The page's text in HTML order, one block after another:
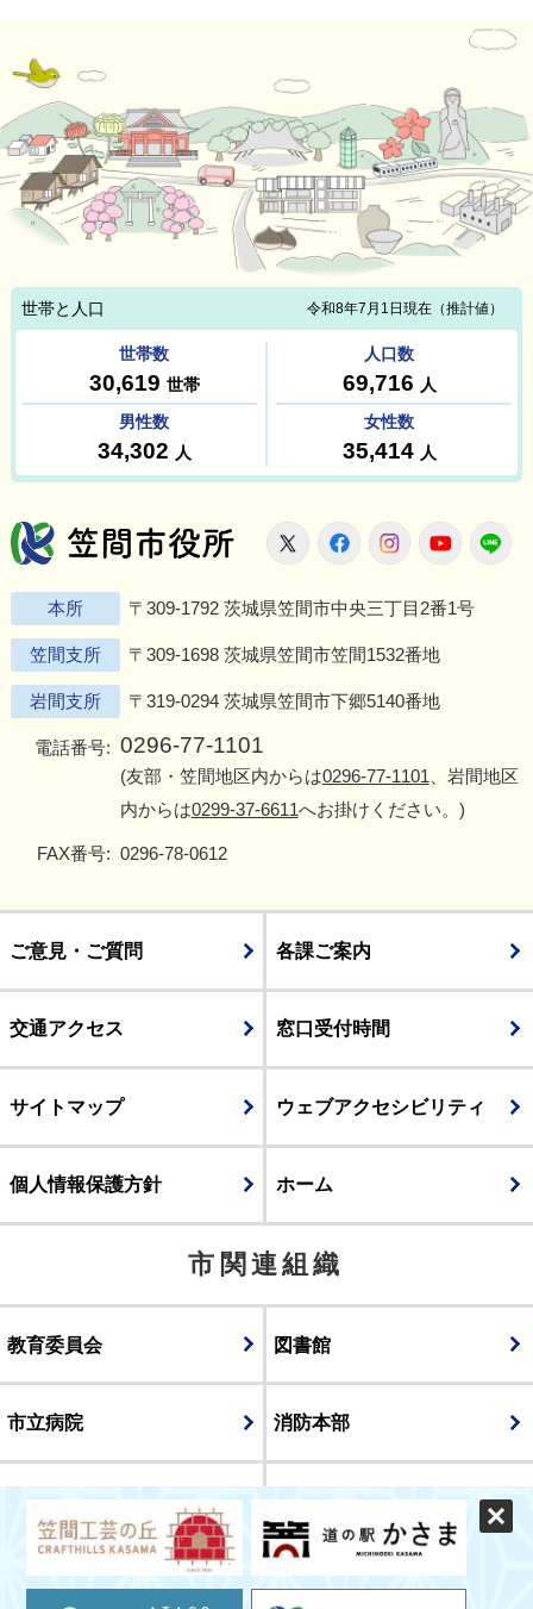
笠間市役所
X FacebookInstagram
本所 〒309-1792 茨城県笠間市中央三丁目2番1号
笠間支所 〒309-1698 茨城県笠間市笠間1532番地
岩間支所 〒319-0294 茨城県笠間市下郷5140番地
電話番号: 0296-77-1101
(友部・笠間地区内からは0296-77-1101 、岩間地区
内からは0299-37-6611へお掛けください。)
FAX番号: 0296-78-0612
ご意見・ご質問 各課ご案内
交通アクセス 窓口受付時間
サイトマップ ウェブアクセシビリティ
個人情報保護方針 ホーム
市関連組織
教育委員会 図書館
市立病院 消防本部
議会
表示 スマートフォン版 パソコン版